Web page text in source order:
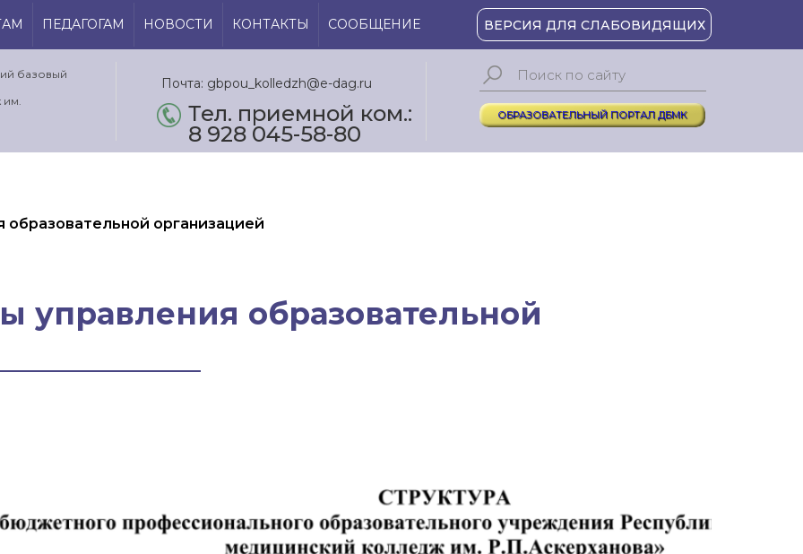
ПЕДАГОГАМ НОВОСТИ КОНТАКТЫ СООБЩЕНИЕ ВЕРСИЯ ДЛЯ СЛАБОВИДЯЩИХ
базовый
Почта: gbpou_kolledzh@e-dag.ru
Тел. приемной ком.:
8 928 045-58-80
ОБРАЗОВАТЕЛЬНЫЙ ПОРТАЛ ДБМК
образовательной организацией
управления образовательной